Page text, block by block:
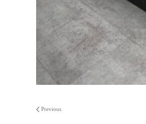
Previous